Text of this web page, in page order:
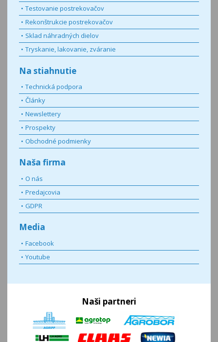
Testovanie postrekovačov
Rekonštrukcie postrekovačov
Sklad náhradných dielov
Tryskanie, lakovanie, zváranie
Na stiahnutie
Technická podpora
Články
Newslettery
Prospekty
Obchodné podmienky
Naša firma
O nás
Predajcovia
GDPR
Media
Facebook
Youtube
Naši partneri